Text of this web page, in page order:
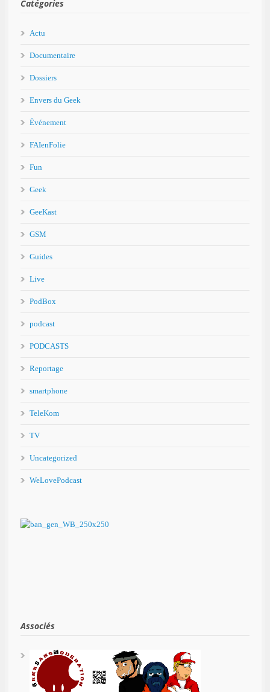
Catégories
Actu
Documentaire
Dossiers
Envers du Geek
Événement
FAIenFolie
Fun
Geek
GeeKast
GSM
Guides
Live
PodBox
podcast
PODCASTS
Reportage
smartphone
TeleKom
TV
Uncategorized
WeLovePodcast
Associés